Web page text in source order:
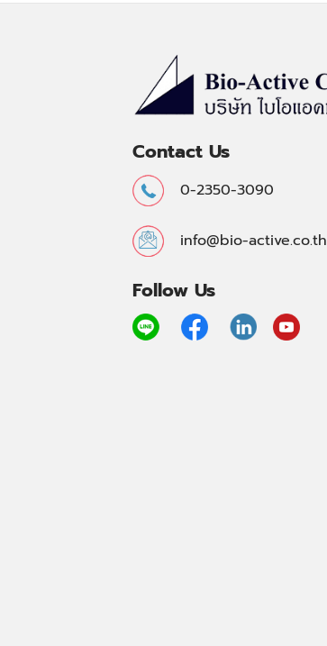
Contact Us
0-2350-3090
info@bio-active.co.th
Follow Us